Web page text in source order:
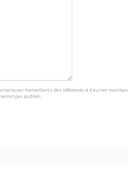
malveillants, des références à d'autres
pas publiés.